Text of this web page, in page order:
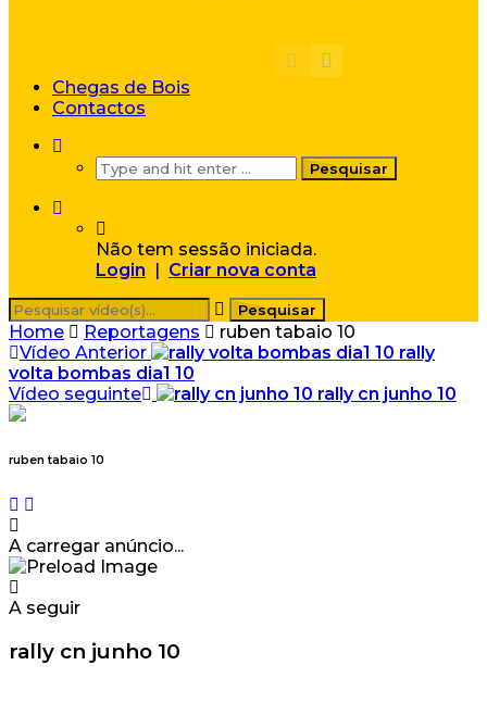
Chegas de Bois
Contactos
Não tem sessão iniciada.
Login
Criar nova conta
Home Reportagens
ruben tabaio 10
Vídeo Anterior
rally
volta bombas dia1 10
Vídeo seguinte
rally cn junho 10
ruben tabaio 10
A carregar anúncio...
A seguir
rally cn junho 10